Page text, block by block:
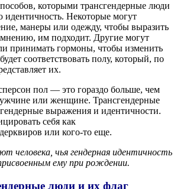
которыми трансгендерные люди
идентичность. Некоторые могут
манеры или одежду, чтобы выразить
им подходит. Другие могут
принимать гормоны, чтобы изменить
соответствовать полу, который, по
их.
пол — это гораздо больше, чем
или женщине. Трансгендерные
выражения и идентичности.
себя как
или кого-то еще.
человека, чья гендерная идентичность
ему при рождении.
люди и их флаг